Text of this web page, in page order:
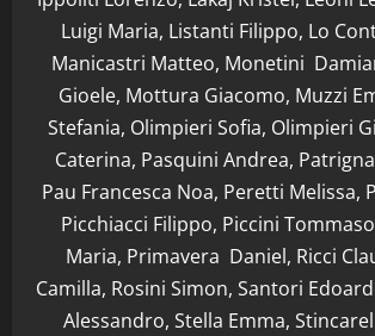
Luigi Maria, Listanti Filippo, Lo
Manicastri Matteo, Monetini
Gioele, Mottura Giacomo, Muzzi
Stefania, Olimpieri Sofia, Olimpieri
Caterina, Pasquini Andrea,
Pau Francesca Noa, Peretti Melissa,
Picchiacci Filippo, Piccini
Maria, Primavera Daniel, Ricci
Camilla, Rosini Simon, Santori
Alessandro, Stella Emma,